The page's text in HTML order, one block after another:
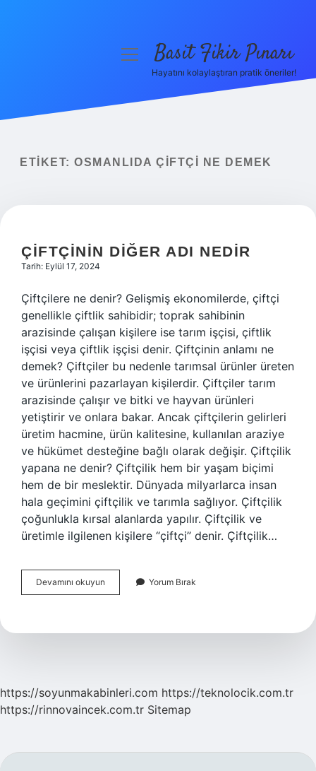
Yasal Uyarı
menüyüBasit Fikir Pınarı
Hayatını kolaylaştıran pratik öneriler!
ETIKET: OSMANLIDA ÇIFTÇI NE DEMEK
ÇIFTÇININ DIĞER ADI NEDIR
Tarih: Eylül 17, 2024
Çiftçilere ne denir? Gelişmiş ekonomilerde, çiftçi
genellikle çiftlik sahibidir; toprak sahibinin
arazisinde çalışan kişilere ise tarım işçisi, çiftlik
işçisi veya çiftlik işçisi denir. Çiftçinin anlamı ne
demek? Çiftçiler bu nedenle tarımsal ürünler üreten
ve ürünlerini pazarlayan kişilerdir. Çiftçiler tarım
arazisinde çalışır ve bitki ve hayvan ürünleri
yetiştirir ve onlara bakar. Ancak çiftçilerin gelirleri
üretim hacmine, ürün kalitesine, kullanılan araziye
ve hükümet desteğine bağlı olarak değişir. Çiftçilik
yapana ne denir? Çiftçilik hem bir yaşam biçimi
hem de bir meslektir. Dünyada milyarlarca insan
hala geçimini çiftçilik ve tarımla sağlıyor. Çiftçilik
çoğunlukla kırsal alanlarda yapılır. Çiftçilik ve
üretimle ilgilenen kişilere “çiftçi” denir. Çiftçilik…
Devamını okuyun Çiftçinin
Diğer
Yorum Bırak
https://soyunmakabinleri.com https://teknolocik.com.tr
https://rinnovaincek.com.tr Sitemap